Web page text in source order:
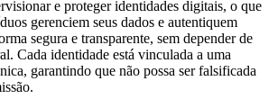
e proteger identidades digitais, o que
gerenciem seus dados e autentiquem
segura e transparente, sem depender de
Cada identidade está vinculada a uma
garantindo que não possa ser falsificada